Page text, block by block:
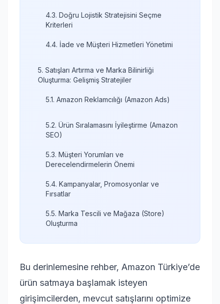
4.3. Doğru Lojistik Stratejisini Seçme
Kriterleri
4.4. İade ve Müşteri Hizmetleri Yönetimi
5. Satışları Artırma ve Marka Bilinirliği
Oluşturma: Gelişmiş Stratejiler
5.1. Amazon Reklamcılığı (Amazon Ads)
5.2. Ürün Sıralamasını İyileştirme (Amazon
SEO)
5.3. Müşteri Yorumları ve
Derecelendirmelerin Önemi
5.4. Kampanyalar, Promosyonlar ve
Fırsatlar
5.5. Marka Tescili ve Mağaza (Store)
Oluşturma
Bu derinlemesine rehber, Amazon Türkiye’de
ürün satmaya başlamak isteyen
girişimcilerden, mevcut satışlarını optimize